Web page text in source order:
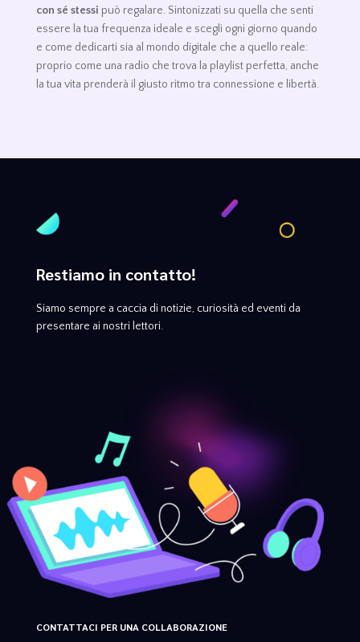
con sé stessi può regalare. Sintonizzati su quella che senti
essere la tua frequenza ideale e scegli ogni giorno quando
e come dedicarti sia al mondo digitale che a quello reale:
proprio come una radio che trova la playlist perfetta, anche
la tua vita prenderà il giusto ritmo tra connessione e libertà.
Restiamo in contatto!
Siamo sempre a caccia di notizie, curiosità ed eventi da
presentare ai nostri lettori.
CONTATTACI PER UNA COLLABORAZIONE